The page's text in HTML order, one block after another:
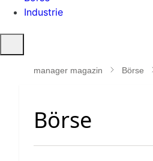
Industrie
öffnen
manager magazin Börse